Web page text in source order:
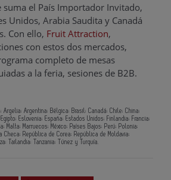
suma el País Importador Invitado,
Unidos, Arabia Saudita y Canadá
Con ello, Fruit Attraction,
con estos dos mercados,
completo de mesas
a la feria, sesiones de B2B.
Argentina; Bélgica; Brasil; Canadá; Chile; China;
Eslovenia; España; Estados Unidos; Finlandia; Francia;
Malta; Marruecos; México; Países Bajos; Perú; Polonia;
Checa; República de Corea; República de Moldavia;
Tailandia; Tanzania; Túnez y Turquía.